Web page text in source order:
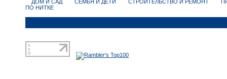
ДОМ И САД СЕМЬЯ И ДЕТИ СТРОИТЕЛЬСТВО И РЕМОНТ
ПО НИТКЕ